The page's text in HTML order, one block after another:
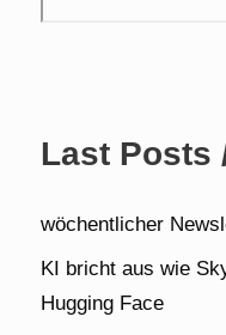
Last Posts
wöchentlicher
KI bricht aus wie
Hugging Face